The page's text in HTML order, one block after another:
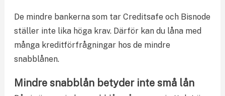
De mindre bankerna som tar Creditsafe och Bisnode
ställer inte lika höga krav. Därför kan du låna med
många kreditförfrågningar hos de mindre
snabblånen.
Mindre snabblån betyder inte små lån